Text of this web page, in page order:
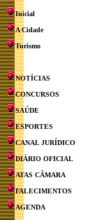
Inicial
A Cidade
Turismo
NOTÍCIAS
CONCURSOS
SAÚDE
ESPORTES
CANAL JURÍDICO
DIÁRIO OFICIAL
ATAS CÂMARA
FALECIMENTOS
AGENDA